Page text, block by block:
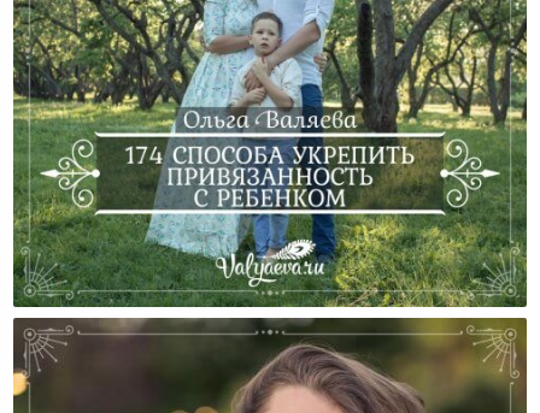
174 Способа Укрепить Привязанность С Ребенком